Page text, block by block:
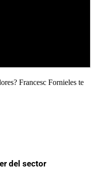
Francesc Fornieles te
del sector